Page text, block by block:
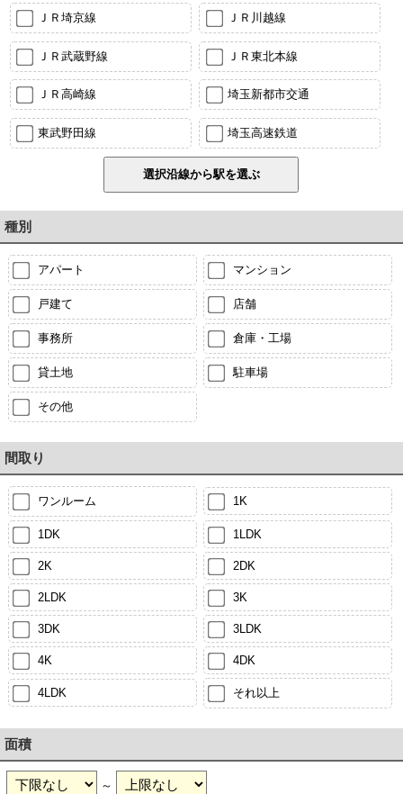
ＪＲ埼京線 ＪＲ川越線
ＪＲ武蔵野線 ＪＲ東北本線
ＪＲ高崎線 埼玉新都市交通
東武野田線 埼玉高速鉄道
種別
アパート マンション
戸建て 店舗
事務所 倉庫・工場
貸土地 駐車場
その他
間取り
ワンルーム 1K
1DK 1LDK
2K 2DK
2LDK 3K
3DK 3LDK
4K 4DK
4LDK それ以上
面積
～